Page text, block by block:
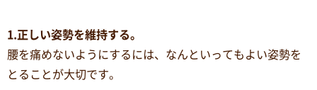
1.正しい姿勢を維持する。
腰を痛めないようにするには、なんといってもよい姿勢を
とることが大切です。